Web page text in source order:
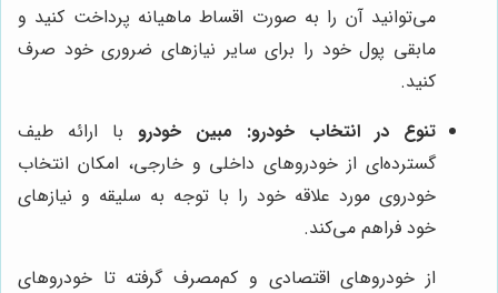
می‌توانید آن را به صورت اقساط ماهیانه پرداخت کنید و
مابقی پول خود را برای سایر نیازهای ضروری خود صرف
کنید.
تنوع در انتخاب خودرو: مبین خودرو با ارائه طیف
گسترده‌ای از خودروهای داخلی و خارجی، امکان انتخاب
خودروی مورد علاقه خود را با توجه به سلیقه و نیازهای
خود فراهم می‌کند.
از خودروهای اقتصادی و کم‌مصرف گرفته تا خودروهای